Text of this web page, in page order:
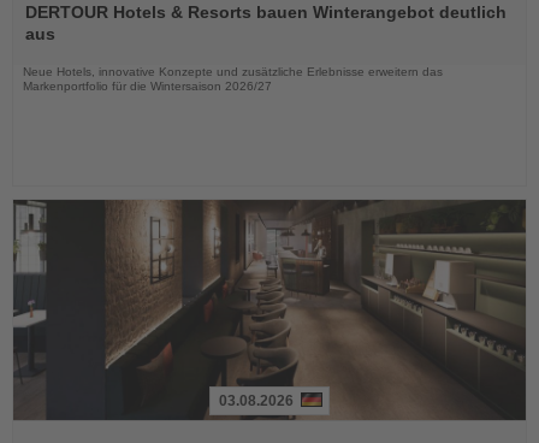
Sie
die
DERTOUR Hotels & Resorts bauen Winterangebot deutlich
aus
Neue Hotels, innovative Konzepte und zusätzliche Erlebnisse erweitern das
Markenportfolio für die Wintersaison 2026/27
03.08.2026